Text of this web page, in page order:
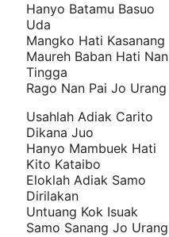
Hanyo Batamu Basuo
Uda
Mangko Hati Kasanang
Maureh Baban Hati Nan
Tingga
Rago Nan Pai Jo Urang
Usahlah Adiak Carito
Dikana Juo
Hanyo Mambuek Hati
Kito Kataibo
Eloklah Adiak Samo
Dirilakan
Untuang Kok Isuak
Samo Sanang Jo Urang